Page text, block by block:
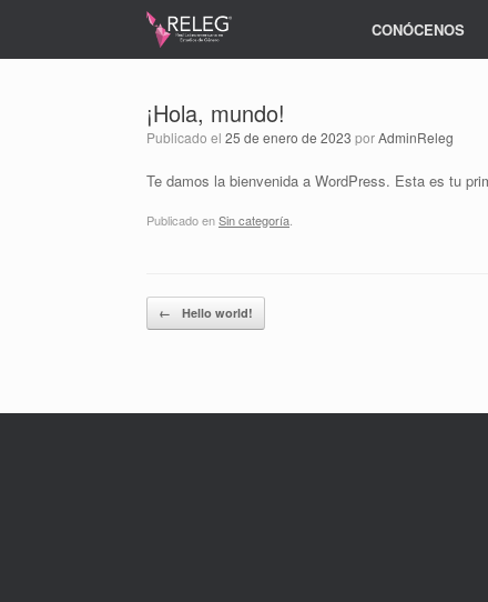
CONÓCENOS
¡Hola, mundo!
Publicado el 25 de enero de 2023 porAdminReleg
Te damos la bienvenida a WordPress. Esta es tu
Publicado enSin categoría
Navegador de artículos
← Hello world!